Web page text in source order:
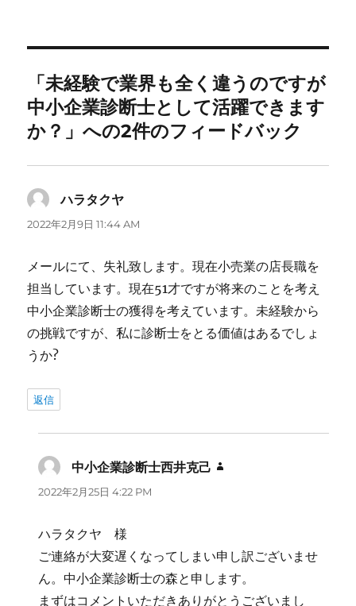
「未経験で業界も全く違うのですが
中小企業診断士として活躍できます
か？」への2件のフィードバック
ハラタクヤ
り:
2022年2月9日 11:44 AM
メールにて、失礼致します。現在小売業の店長職を
担当しています。現在51才ですが将来のことを考え
中小企業診断士の獲得を考えています。未経験から
の挑戦ですが、私に診断士をとる価値はあるでしょ
うか?
返信
中小企業診断士西井克己
2022年2月25日 4:22 PM
ハラタクヤ 様
ご連絡が大変遅くなってしまい申し訳ございませ
ん。中小企業診断士の森と申します。
まずはコメントいただきありがとうございまし